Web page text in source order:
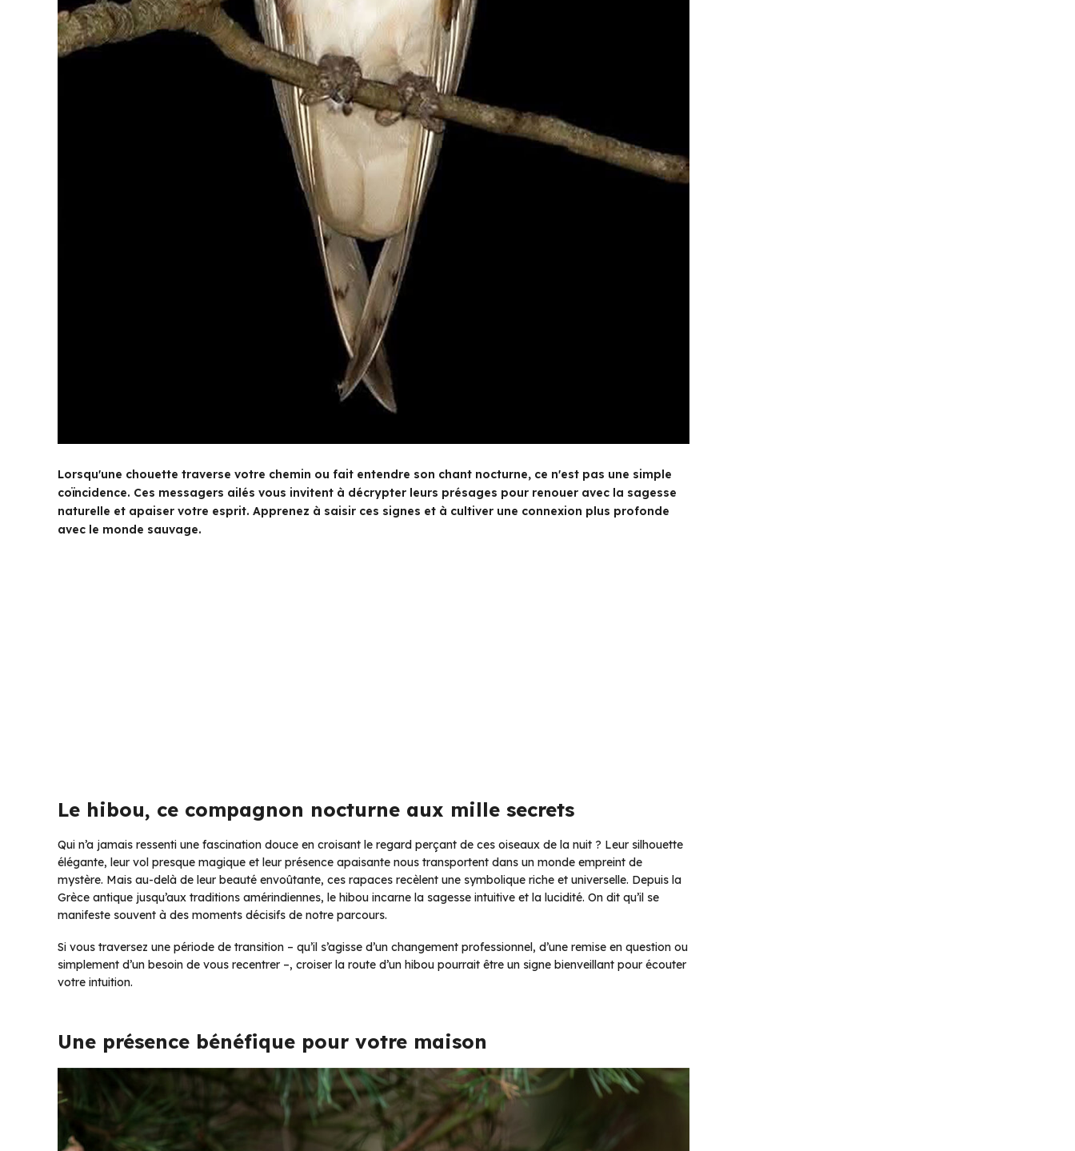
Lorsqu'une chouette traverse votre chemin ou fait entendre son chant nocturne, ce n'est pas une simple
coïncidence. Ces messagers ailés vous invitent à décrypter leurs présages pour renouer avec la sagesse
naturelle et apaiser votre esprit. Apprenez à saisir ces signes et à cultiver une connexion plus profonde
avec le monde sauvage.
Le hibou, ce compagnon nocturne aux mille secrets
Qui n’a jamais ressenti une fascination douce en croisant le regard perçant de ces oiseaux de la nuit ? Leur silhouette
élégante, leur vol presque magique et leur présence apaisante nous transportent dans un monde empreint de
mystère. Mais au-delà de leur beauté envoûtante, ces rapaces recèlent une symbolique riche et universelle. Depuis la
Grèce antique jusqu’aux traditions amérindiennes, le hibou incarne la sagesse intuitive et la lucidité. On dit qu’il se
manifeste souvent à des moments décisifs de notre parcours.
Si vous traversez une période de transition – qu’il s’agisse d’un changement professionnel, d’une remise en question ou
simplement d’un besoin de vous recentrer –, croiser la route d’un hibou pourrait être un signe bienveillant pour écouter
votre intuition.
Une présence bénéfique pour votre maison